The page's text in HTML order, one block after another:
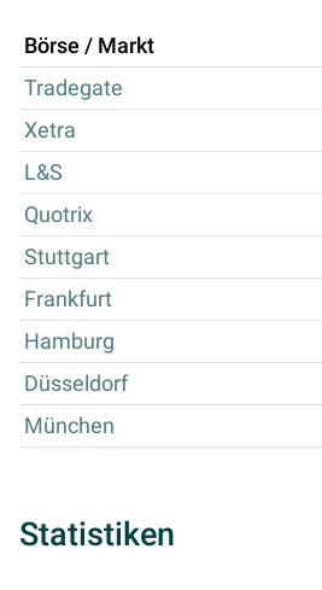
Börse / Markt
Tradegate
Xetra
L&S
Quotrix
Stuttgart
Frankfurt
Hamburg
Düsseldorf
München
Statistiken